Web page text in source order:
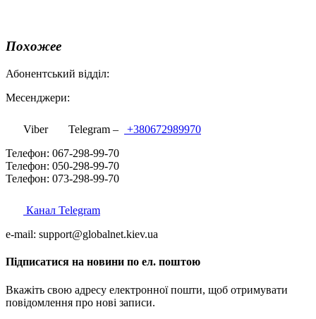
Похожее
Абонентський відділ:
Месенджери:
Viber Telegram –
+380672989970
Телефон: 067-298-99-70
Телефон: 050-298-99-70
Телефон: 073-298-99-70
Канал Telegram
e-mail: support@globalnet.kiev.ua
Підписатися на новини по ел. поштою
Вкажіть свою адресу електронної пошти, щоб отримувати
повідомлення про нові записи.